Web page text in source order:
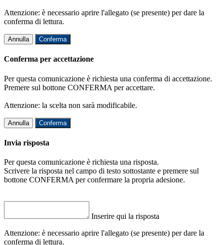
Attenzione: è necessario aprire l'allegato (se presente) per dare la
conferma di lettura.
Annulla Conferma
Conferma per accettazione
Per questa comunicazione è richiesta una conferma di accettazione.
Premere sul bottone CONFERMA per accettare.
Attenzione: la scelta non sarà modificabile.
Annulla Conferma
Invia risposta
Per questa comunicazione è richiesta una risposta.
Scrivere la risposta nel campo di testo sottostante e premere sul
bottone CONFERMA per confermare la propria adesione.
Inserire qui la risposta
Attenzione: è necessario aprire l'allegato (se presente) per dare la
conferma di lettura.